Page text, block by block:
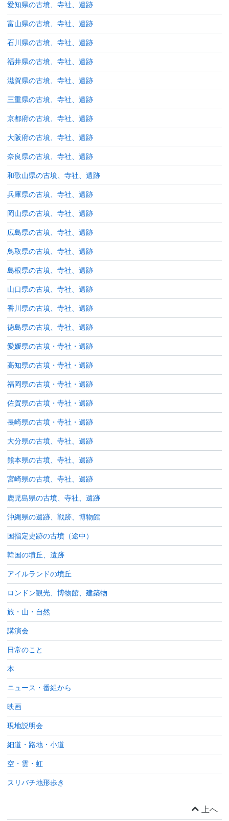
愛知県の古墳、寺社、遺跡
富山県の古墳、寺社、遺跡
石川県の古墳、寺社、遺跡
福井県の古墳、寺社、遺跡
滋賀県の古墳、寺社、遺跡
三重県の古墳、寺社、遺跡
京都府の古墳、寺社、遺跡
大阪府の古墳、寺社、遺跡
奈良県の古墳、寺社、遺跡
和歌山県の古墳、寺社、遺跡
兵庫県の古墳、寺社、遺跡
岡山県の古墳、寺社、遺跡
広島県の古墳、寺社、遺跡
鳥取県の古墳、寺社、遺跡
島根県の古墳、寺社、遺跡
山口県の古墳、寺社、遺跡
香川県の古墳、寺社、遺跡
徳島県の古墳、寺社、遺跡
愛媛県の古墳・寺社・遺跡
高知県の古墳・寺社・遺跡
福岡県の古墳・寺社・遺跡
佐賀県の古墳・寺社・遺跡
長崎県の古墳・寺社・遺跡
大分県の古墳、寺社、遺跡
熊本県の古墳、寺社、遺跡
宮崎県の古墳、寺社、遺跡
鹿児島県の古墳、寺社、遺跡
沖縄県の遺跡、戦跡、博物館
国指定史跡の古墳（途中）
韓国の墳丘、遺跡
アイルランドの墳丘
ロンドン観光、博物館、建築物
旅・山・自然
講演会
日常のこと
本
ニュース・番組から
映画
現地説明会
細道・路地・小道
空・雲・虹
スリバチ地形歩き
上へ